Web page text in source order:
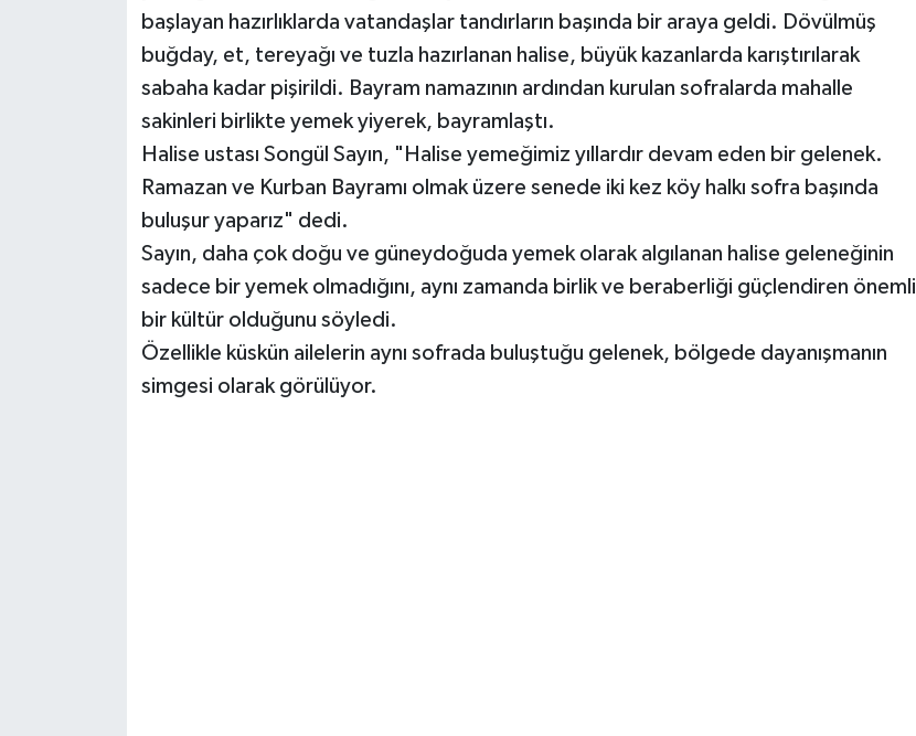
başlayan hazırlıklarda vatandaşlar tandırların başında bir araya geldi. Dövülmüş
buğday, et, tereyağı ve tuzla hazırlanan halise, büyük kazanlarda karıştırılarak
sabaha kadar pişirildi. Bayram namazının ardından kurulan sofralarda mahalle
sakinleri birlikte yemek yiyerek, bayramlaştı.
Halise ustası Songül Sayın, "Halise yemeğimiz yıllardır devam eden bir gelenek.
Ramazan ve Kurban Bayramı olmak üzere senede iki kez köy halkı sofra başında
buluşur yaparız" dedi.
Sayın, daha çok doğu ve güneydoğuda yemek olarak algılanan halise geleneğinin
sadece bir yemek olmadığını, aynı zamanda birlik ve beraberliği güçlendiren önemli
bir kültür olduğunu söyledi.
Özellikle küskün ailelerin aynı sofrada buluştuğu gelenek, bölgede dayanışmanın
simgesi olarak görülüyor.